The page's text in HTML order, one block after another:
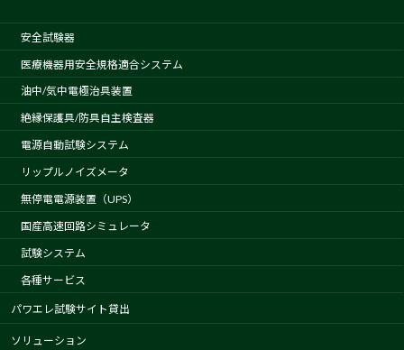
安全試験器
医療機器用安全規格適合システム
油中/気中電極治具装置
絶縁保護具/防具自主検査器
電源自動試験システム
リップルノイズメータ
無停電電源装置（UPS）
国産高速回路シミュレータ
試験システム
各種サービス
パワエレ試験サイト貸出
ソリューション